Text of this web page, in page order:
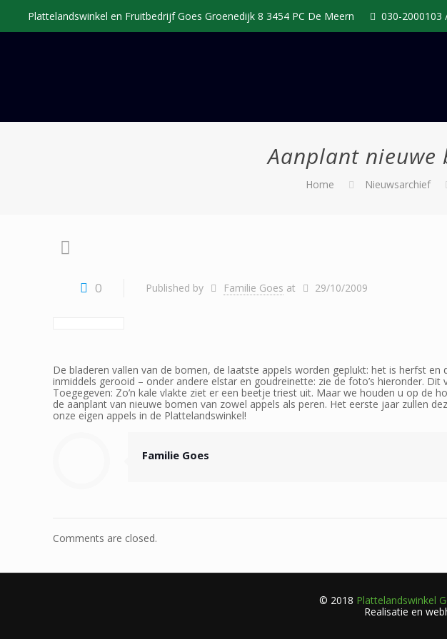
Plattelandswinkel en Fruitbedrijf Goes Groenedijk 8 3454 PC De Meern 030-2000103
Aanplant nieuwe
Home Nieuwsarchief
0 Published by Familie Goes at 29/10/2009
De bladeren vallen van de bomen, de laatste appels worden geplukt: het is herfst
inmiddels gerooid – onder andere elstar en goudreinette: zie de foto’s hieronder.
Toegegeven: Zo’n kale vlakte ziet er een beetje triest uit. Maar we houden u op
de aanplant van nieuwe bomen van zowel appels als peren. Het eerste jaar zullen
onze eigen appels in de Plattelandswinkel!
Familie Goes
Comments are closed.
© 2018 Plattelandswinkel
Realisatie en